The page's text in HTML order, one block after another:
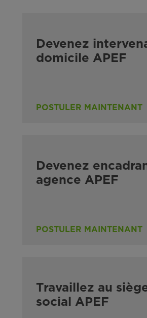
Devenez
domicile APEF
POSTULER MAINTENANT
Devenez
agence APEF
POSTULER MAINTENANT
Travaillez au
social APEF